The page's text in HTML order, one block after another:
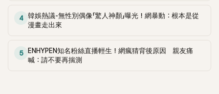
4
韓娛熱議-無性別偶像「驚人神顏」曝光！網暴動：根本是從
漫畫走出來
5
ENHYPEN知名粉絲直播輕生！網瘋猜背後原因 親友痛
喊：請不要再揣測